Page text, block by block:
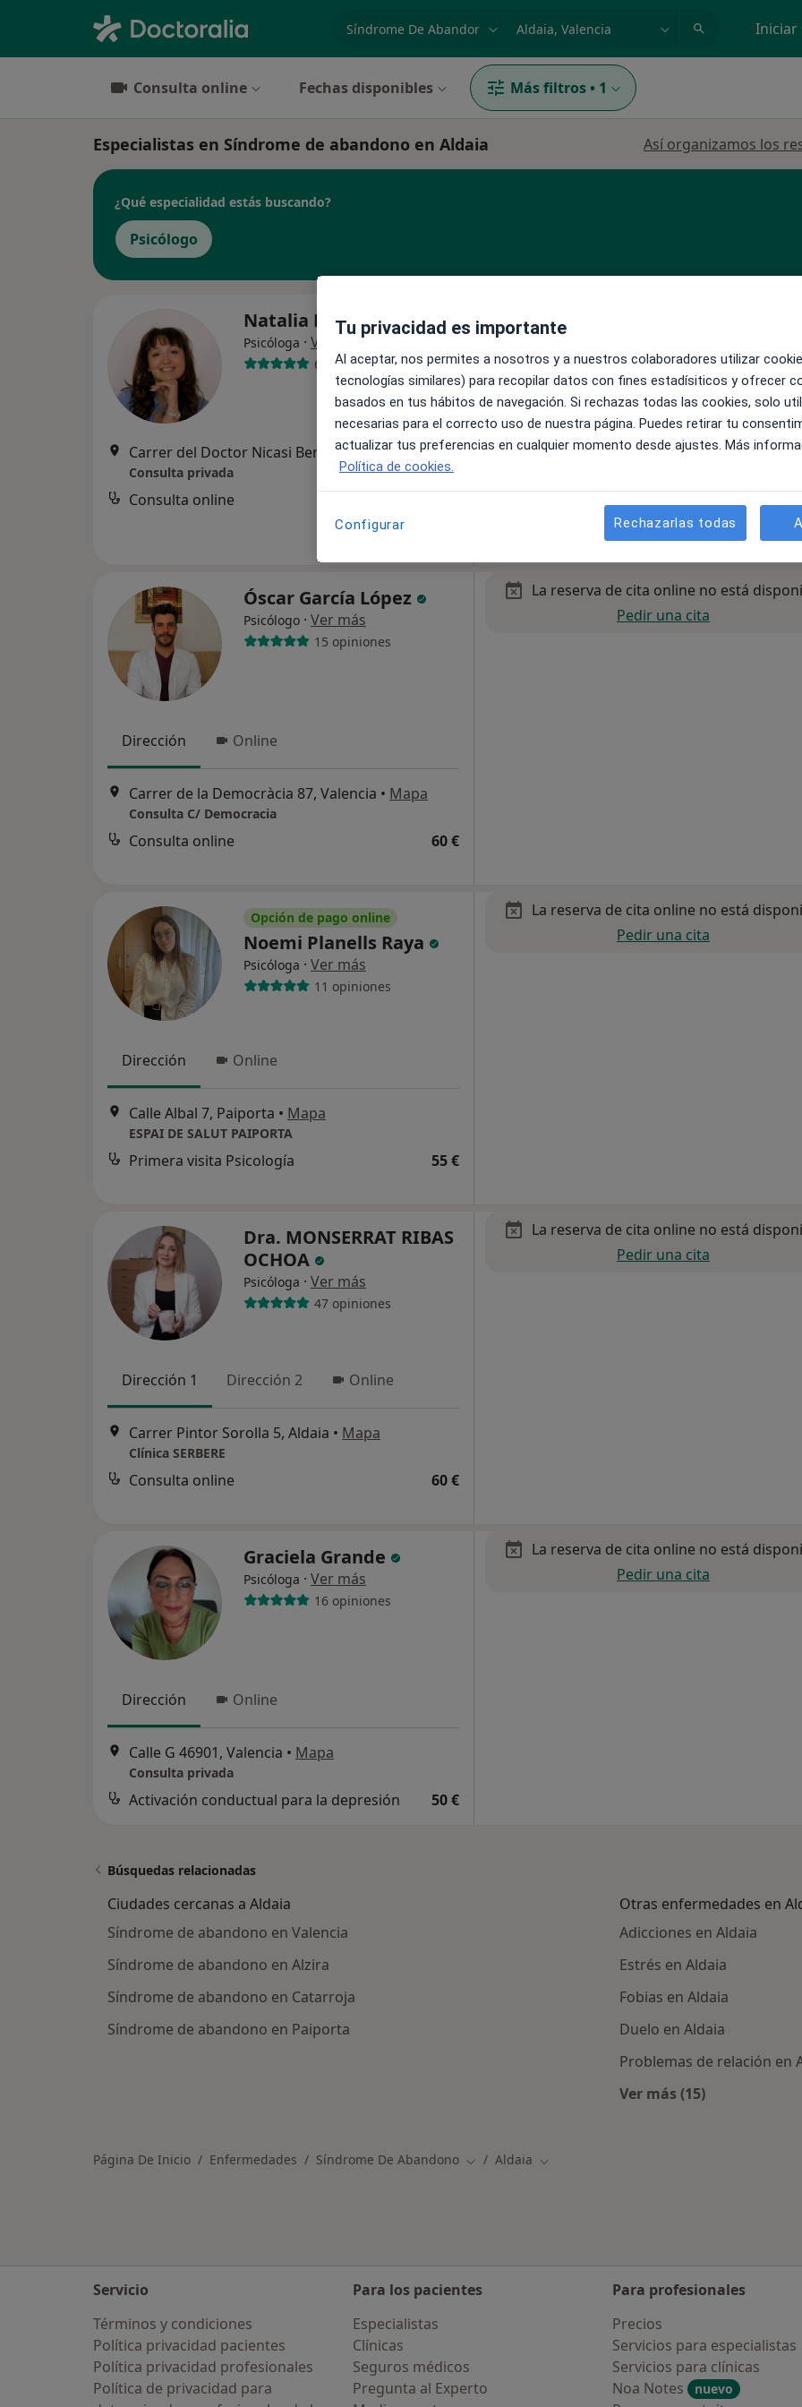
especialidad, enfermedad o nombre Iniciar
Consulta online Fechas disponibles Más filtros • 1
Especialistas en Síndrome de abandono en Aldaia Así organizamos los
¿Qué especialidad estás buscando?
Psicólogo
Natalia Peña Guillén
Psicóloga · Ver más
6 opiniones
Carrer del Doctor Nicasi Benlloch, 128, Valencia • Mapa
Consulta privada
Consulta online
Óscar García López
Psicólogo · Ver más
15 opiniones
Dirección Online
Carrer de la Democràcia 87, Valencia • Mapa
Consulta C/ Democracia
Consulta online 60 €
La reserva de cita online no está
Pedir una cita
Opción de pago online
Noemi Planells Raya
Psicóloga · Ver más
11 opiniones
Dirección Online
Calle Albal 7, Paiporta • Mapa
ESPAI DE SALUT PAIPORTA
Primera visita Psicología 55 €
La reserva de cita online no está
Pedir una cita
Dra. MONSERRAT RIBAS
OCHOA
Psicóloga · Ver más
47 opiniones
Dirección 1 Dirección 2 Online
Carrer Pintor Sorolla 5, Aldaia • Mapa
Clínica SERBERE
Consulta online 60 €
La reserva de cita online no está
Pedir una cita
Graciela Grande
Psicóloga · Ver más
16 opiniones
Dirección Online
Calle G 46901, Valencia • Mapa
Consulta privada
Activación conductual para la depresión 50 €
La reserva de cita online no está
Pedir una cita
Búsquedas relacionadas
Ciudades cercanas a Aldaia
Síndrome de abandono en Valencia
Síndrome de abandono en Alzira
Síndrome de abandono en Catarroja
Síndrome de abandono en Paiporta
Otras enfermedades en
Adicciones en Aldaia
Estrés en Aldaia
Fobias en Aldaia
Duelo en Aldaia
Problemas de relación en
Ver más (15)
Página De Inicio Enfermedades Síndrome De Abandono Cambiar de ciudad
Aldaia Cambiar de ciudad
Servicio
Términos y condiciones
Política privacidad pacientes
Política privacidad profesionales
Política de privacidad para
Para los pacientes
Especialistas
Clínicas
Seguros médicos
Pregunta al Experto
Para profesionales
Precios
Servicios para especialistas
Servicios para clínicas
Noa Notes
nuevo
Tu privacidad es importante
Al aceptar, nos permites a nosotros y a nuestros colaboradores utilizar
tecnologías similares) para recopilar datos con fines estadísiticos y ofrecer
basados en tus hábitos de navegación. Si rechazas todas las cookies, solo
necesarias para el correcto uso de nuestra página. Puedes retirar tu
actualizar tus preferencias en cualquier momento desde ajustes. Más
Política de cookies.
Configurar Rechazarlas todas